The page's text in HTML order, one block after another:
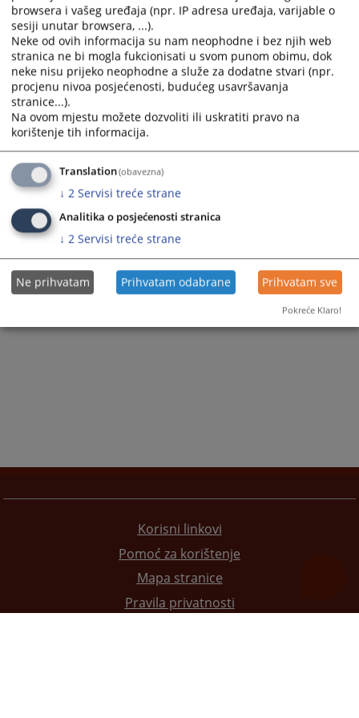
Prateći dokumenti
SUDSKA NAGODBA 2026
Korisni linkovi
Pomoć za korištenje
Mapa stranice
Pravila privatnosti
browsera i vašeg uređaja (npr. IP adresa uređaja, varijable o
sesiji unutar browsera, ...).
Neke od ovih informacija su nam neophodne i bez njih web
stranica ne bi mogla fukcionisati u svom punom obimu, dok
neke nisu prijeko neophodne a služe za dodatne stvari (npr.
procjenu nivoa posjećenosti, budućeg usavršavanja
stranice...).
Na ovom mjestu možete dozvoliti ili uskratiti pravo na
korištenje tih informacija.
Translation(obavezna)
↓ 2 Servisi treće strane
Analitika o posjećenosti stranica
↓ 2 Servisi treće strane
Ne prihvatam Prihvatam odabrane Prihvatam sve
Pokreće Klaro!